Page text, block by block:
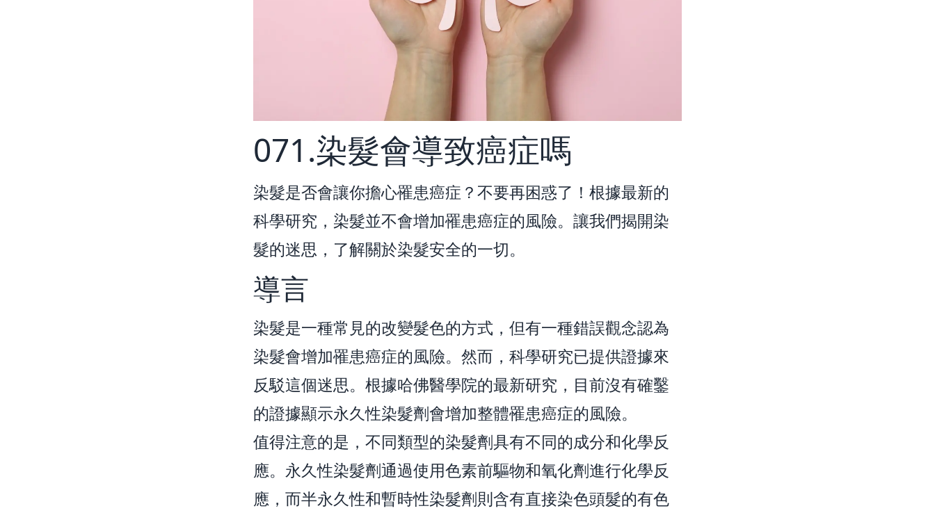
071.染髮會導致癌症嗎
染髮是否會讓你擔心罹患癌症？不要再困惑了！根據最新的
科學研究，染髮並不會增加罹患癌症的風險。讓我們揭開染
髮的迷思，了解關於染髮安全的一切。
導言
染髮是一種常見的改變髮色的方式，但有一種錯誤觀念認為
染髮會增加罹患癌症的風險。然而，科學研究已提供證據來
反駁這個迷思。根據哈佛醫學院的最新研究，目前沒有確鑿
的證據顯示永久性染髮劑會增加整體罹患癌症的風險。
值得注意的是，不同類型的染髮劑具有不同的成分和化學反
應。永久性染髮劑通過使用色素前驅物和氧化劑進行化學反
應，而半永久性和暫時性染髮劑則含有直接染色頭髮的有色